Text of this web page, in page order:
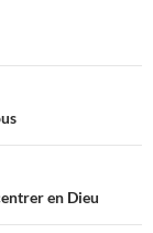
en Dieu